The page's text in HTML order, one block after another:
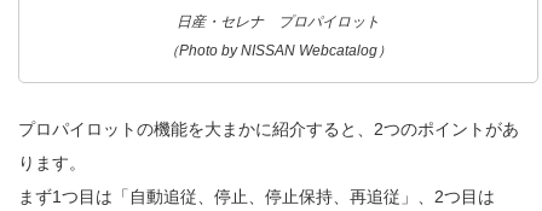
日産・セレナ プロパイロット
（Photo by NISSAN Webcatalog）
プロパイロットの機能を大まかに紹介すると、2つのポイントがあ
ります。
まず1つ目は「自動追従、停止、停止保持、再追従」、2つ目は